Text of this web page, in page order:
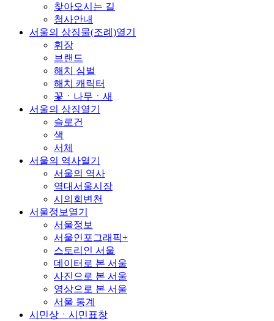
찾아오시는 길
청사안내
서울의 상징물(조례)열기
휘장
브랜드
해치 심벌
해치 캐릭터
꽃ㆍ나무ㆍ새
서울의 상징열기
슬로건
색
서체
서울의 역사열기
서울의 역사
역대서울시장
시의회변천
서울정보 열기
서울정보
서울인포그래픽+
스토리인 서울
데이터로 본 서울
사진으로 본 서울
영상으로 본 서울
서울 통계
시민상ㆍ시민표창